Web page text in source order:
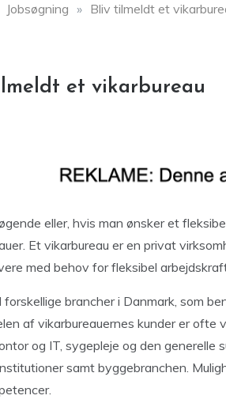
Jobsøgning » Bliv tilmeldt et
et vikarbureau
eller, hvis man ønsker et
Et vikarbureau er en privat
med behov for fleksibel
forskellige brancher i Danmark, som
af vikarbureauernes kunder er ofte
og IT, sygepleje og den generelle
samt byggebranchen.